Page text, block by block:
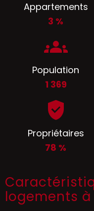
Appartements
3 %
Population
1 369
Propriétaires
78 %
logements à